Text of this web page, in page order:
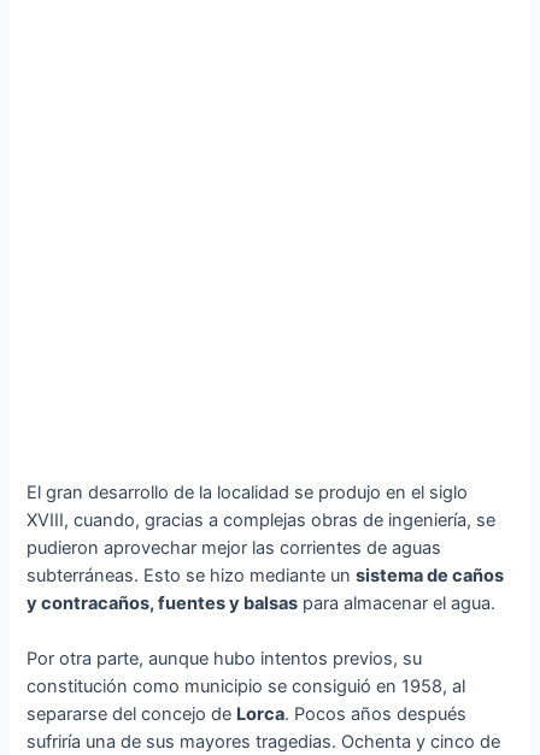
El gran desarrollo de la localidad se produjo en el siglo
XVIII, cuando, gracias a complejas obras de ingeniería, se
pudieron aprovechar mejor las corrientes de aguas
subterráneas. Esto se hizo mediante unsistema de caños
y contracaños, fuentes y balsas para almacenar el agua.
Por otra parte, aunque hubo intentos previos, su
constitución como municipio se consiguió en 1958, al
separarse del concejo de Lorca. Pocos años después
sufriría una de sus mayores tragedias. Ochenta y cinco de